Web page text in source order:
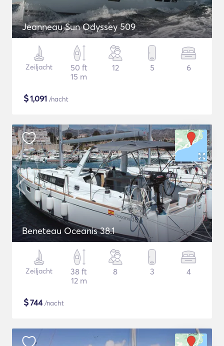
Jeanneau Sun Odyssey 509
Zeiljacht
50 ft
15 m
12 5 6
$1,091 /nacht
Beneteau Oceanis 38.1
Zeiljacht
38 ft
12 m
8 3 4
$744/nacht